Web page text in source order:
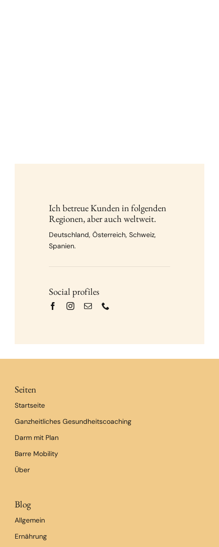
Ich betreue Kunden in folgenden
Regionen, aber auch weltweit.
Deutschland, Österreich, Schweiz,
Spanien.
Social profiles
Seiten
Startseite
Ganzheitliches Gesundheitscoaching
Darm mit Plan
Barre Mobility
Über
Blog
Allgemein
Ernährung